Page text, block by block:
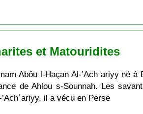
et Matouridites
Abôu l-Haçan Al-’Achʿariyy né
de Ahlou s-Sounnah. Les
il a vécu en Perse